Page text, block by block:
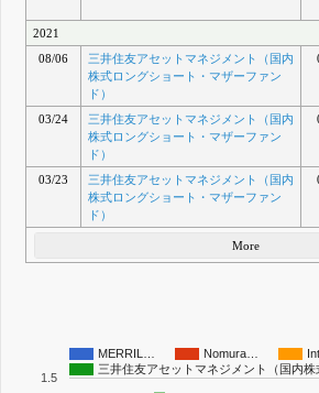
2021
08/06
三井住友アセットマネジメント（国内
株式ロングショート・マザーファン
ド）
03/24
三井住友アセットマネジメント（国内
株式ロングショート・マザーファン
ド）
03/23
三井住友アセットマネジメント（国内
株式ロングショート・マザーファン
ド）
More
MERRIL… Nomura…
三井住友アセットマネジメント（国内
1.5